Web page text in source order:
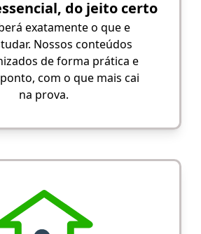
do jeito certo
exatamente o que e
Nossos conteúdos
de forma prática e
com o que mais cai
na prova.